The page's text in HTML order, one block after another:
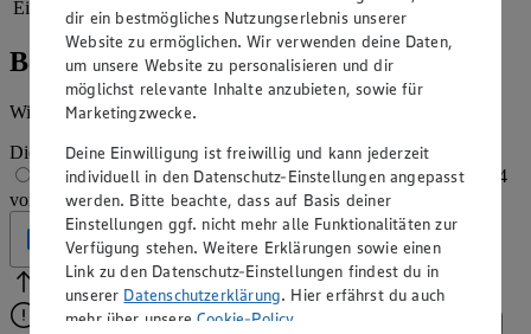
Eiweiß 16 g
Bewertung
Wie hat es dir geschmeckt?
Die Bewertung wird automatisch gespeichert
1 von 5 Sternen
2 von 5 Sternen 3 von 5 Sternen
4
von 5 Sternen
5 von 5 Sternen
Geprüft
Bitte Pfeile benutzen
Vielen Dank für deine Bewertung.
Bitte wähle eine Bewertung aus, um fortzufahren.
dir ein bestmögliches Nutzungserlebnis unserer
Website zu ermöglichen. Wir verwenden deine Daten,
um unsere Website zu personalisieren und dir
möglichst relevante Inhalte anzubieten, sowie für
Marketingzwecke.
Deine Einwilligung ist freiwillig und kann jederzeit
individuell in den Datenschutz-Einstellungen angepasst
werden. Bitte beachte, dass auf Basis deiner
Einstellungen ggf. nicht mehr alle Funktionalitäten zur
Verfügung stehen. Weitere Erklärungen sowie einen
Link zu den Datenschutz-Einstellungen findest du in
unserer Datenschutzerklärung. Hier erfährst du auch
mehr über unsereCookie-Policy.